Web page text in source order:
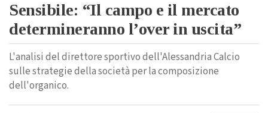
Sensibile: “Il campo e il mercato
determineranno l’over in uscita”
L'analisi del direttore sportivo dell'Alessandria Calcio
sulle strategie della società per la composizione
dell'organico.